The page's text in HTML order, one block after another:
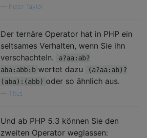
Peter Taylor
Der ternäre Operator hat in PHP ein
seltsames Verhalten, wenn Sie ihn
verschachteln.
a?aa:ab?
aba:abb:b wertet dazu
(a?aa:ab)?
(aba):(abb) oder so ähnlich aus.
Titus
Und ab PHP 5.3 können Sie den
zweiten Operator weglassen: